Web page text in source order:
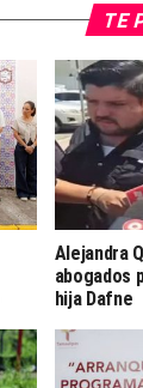
TE
Alejandra
abogados
hija Dafne